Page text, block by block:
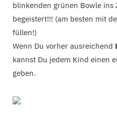
blinkenden grünen Bowle ins
begeistert!!! (am besten mit
füllen!)
Wenn Du vorher ausreichend
kannst Du jedem Kind einen
geben.